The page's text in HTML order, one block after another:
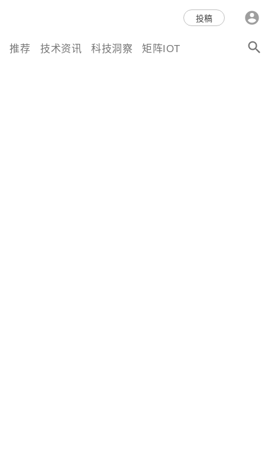
科技互联网,科技,资讯,动态,洞
察,量子,计算,AI,人工智能,机器
投稿
推荐 技术资讯 科技洞察 矩阵IOT